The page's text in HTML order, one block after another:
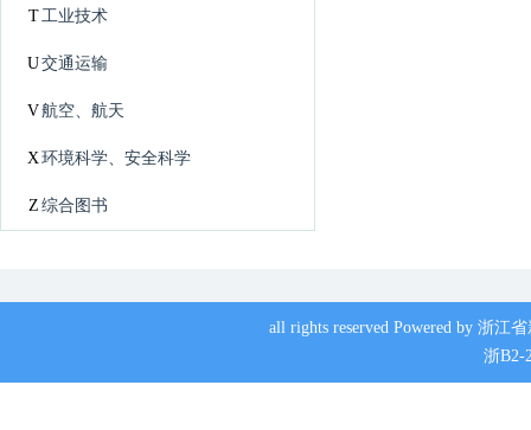
T工业技术
U交通运输
V航空、航天
X环境科学、安全科学
Z 综合图书
all rights reserved Powered by 浙江
浙B2-